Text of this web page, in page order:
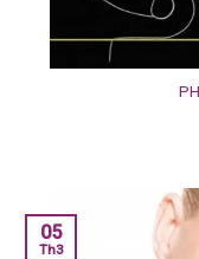
05
Th3